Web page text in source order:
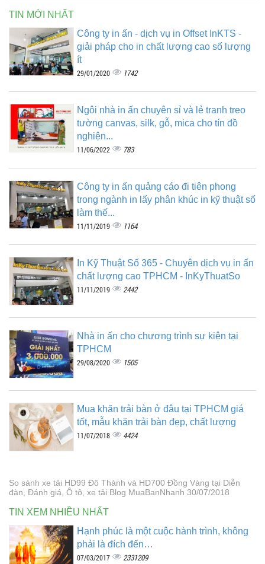
TIN MỚI NHẤT
Công ty in ấn - dịch vụ in Offset InKTS -
giải pháp cho in chất lượng cao số lượng
ít
29/01/2020 1742
Ngôi nhà in ấn chuyên sỉ và lẻ tranh treo
tường canvas, silk, gỗ, mica cho tín đồ
nghiện...
11/06/2022 783
Công ty in ấn quảng cáo đi tiên phong
trong ngành in lấy phân khúc in kỹ thuật số
làm thế...
11/11/2019 1164
In Kỹ Thuật Số 365 - Chuyên dịch vụ in ấn
chất lượng cao TPHCM - InKyThuatSo
11/11/2019 2442
Nhà in ấn cho chương trình sự kiện tại
TPHCM
29/08/2020 1505
Mua khăn trải bàn ở đâu tại TPHCM giá
tốt, mẫu khăn trải bàn đẹp, chất lượng
11/07/2018 4424
So sánh xe tải HD99 Đô Thành và HD700 Đồng Vàng tại Diễn
đàn, Đánh giá, Ô tô, xe tải Blog MuaBanNhanh 30/07/2018
TIN XEM NHIỀU NHẤT
Hạnh phúc là một cuộc hành trình, không
phải là đích đến…
07/03/2017 2331209